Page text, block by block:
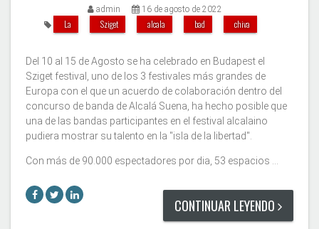
admin 16 de agosto de 2022
La Sziget alcala bad chiva
Del 10 al 15 de Agosto se ha celebrado en Budapest el
Sziget festival, uno de los 3 festivales más grandes de
Europa con el que un acuerdo de colaboración dentro del
concurso de banda de Alcalá Suena, ha hecho posible que
una de las bandas participantes en el festival alcalaino
pudiera mostrar su talento en la "isla de la libertad".
Con más de 90.000 espectadores por dia, 53 espacios …
CONTINUAR LEYENDO